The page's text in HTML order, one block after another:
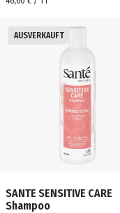
AUSVERKAUFT
SANTE SENSITIVE CARE
Shampoo